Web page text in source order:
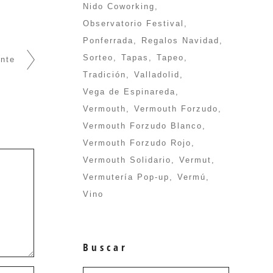
Nido Coworking
Observatorio Festival
Ponferrada
Regalos Navidad
Sorteo
Tapas
Tapeo
Tradición
Valladolid
Vega de Espinareda
Vermouth
Vermouth Forzudo
Vermouth Forzudo Blanco
Vermouth Forzudo Rojo
Vermouth Solidario
Vermut
Vermutería Pop-up
Vermú
Vino
Buscar